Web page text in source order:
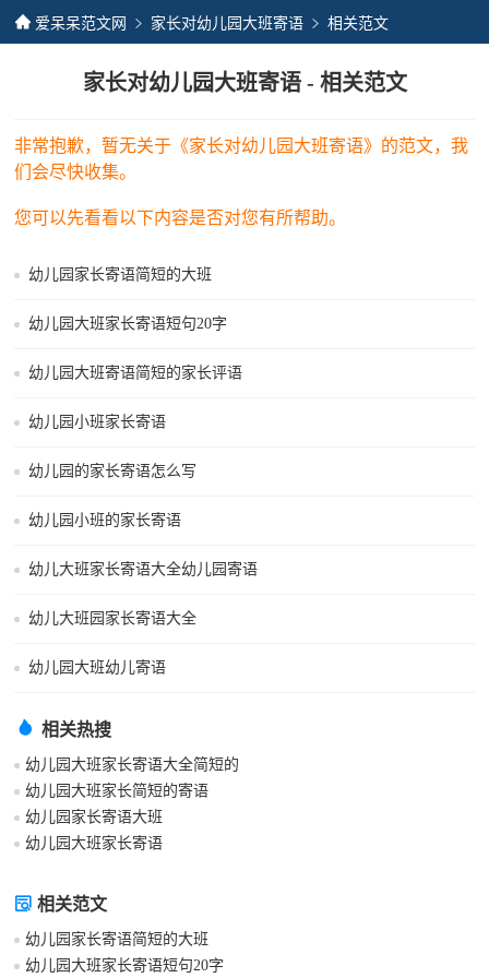
爱呆呆范文网 家长对幼儿园大班寄语 相关范文
家长对幼儿园大班寄语 - 相关范文
非常抱歉，暂无关于《家长对幼儿园大班寄语》的范文，我
们会尽快收集。
您可以先看看以下内容是否对您有所帮助。
幼儿园家长寄语简短的大班
幼儿园大班家长寄语短句20字
幼儿园大班寄语简短的家长评语
幼儿园小班家长寄语
幼儿园的家长寄语怎么写
幼儿园小班的家长寄语
幼儿大班家长寄语大全幼儿园寄语
幼儿大班园家长寄语大全
幼儿园大班幼儿寄语
相关热搜
幼儿园大班家长寄语大全简短的
幼儿园大班家长简短的寄语
幼儿园家长寄语大班
幼儿园大班家长寄语
相关范文
幼儿园家长寄语简短的大班
幼儿园大班家长寄语短句20字